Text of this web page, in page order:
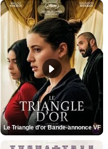
Le Triangle d'or Bande-annonce VF